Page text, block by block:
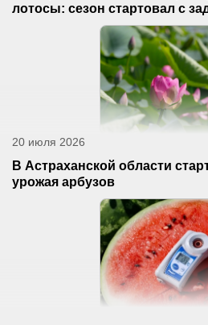
лотосы: сезон стартовал с
20 июля 2026
В Астраханской области
урожая арбузов